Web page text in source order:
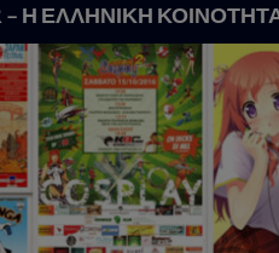
– Η ΕΛΛΗΝΙΚΗ